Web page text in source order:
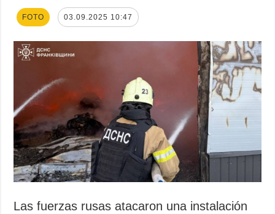
FOTO 03.09.2025 10:47
Las fuerzas rusas atacaron una instalación